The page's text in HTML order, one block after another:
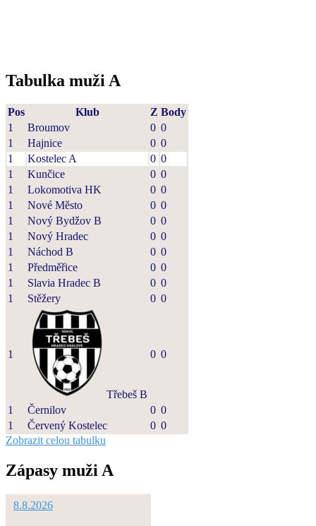
Tabulka muži A
Pos Klub Z Body
1
Broumov 0 0
1
Hajnice 0 0
1
Kostelec A 0 0
1
Kunčice 0 0
1
Lokomotiva HK 0 0
1
Nové Město 0 0
1
Nový Bydžov B 0 0
1
Nový Hradec 0 0
1
Náchod B 0 0
1
Předměřice 0 0
1
Slavia Hradec B 0 0
1
Stěžery 0 0
1
Třebeš B
0 0
1 Černilov 0 0
1
Červený Kostelec 0 0
Zobrazit celou tabulku
Zápasy muži A
8.8.2026